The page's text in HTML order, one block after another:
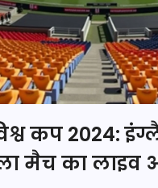
कप 2024:
मैच का लाइव